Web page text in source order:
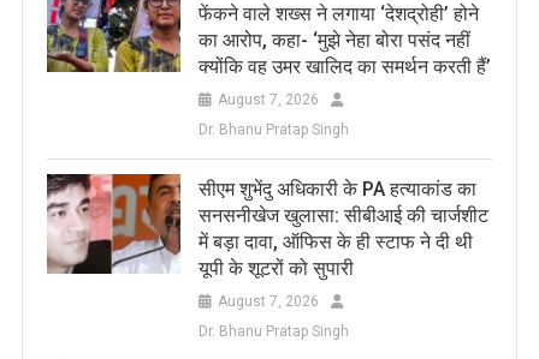
फेंकने वाले शख्स ने लगाया ‘देशद्रोही’ होने
का आरोप, कहा- ‘मुझे नेहा बोरा पसंद नहीं
क्योंकि वह उमर खालिद का समर्थन करती हैं’
August 7, 2026
Dr. Bhanu Pratap Singh
सीएम शुभेंदु अधिकारी के PA हत्याकांड का
सनसनीखेज खुलासा: सीबीआई की चार्जशीट
में बड़ा दावा, ऑफिस के ही स्टाफ ने दी थी
यूपी के शूटरों को सुपारी
August 7, 2026
Dr. Bhanu Pratap Singh